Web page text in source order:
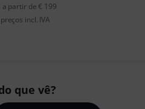
a partir de € 199
incl. IVA
que vê?